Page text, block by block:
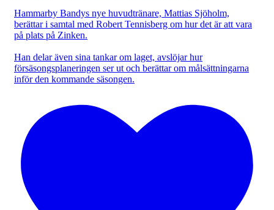
Hammarby Bandys nye huvudtränare, Mattias Sjöholm,
berättar i samtal med Robert Tennisberg om hur det är att vara
på plats på Zinken.
Han delar även sina tankar om laget, avslöjar hur
försäsongsplaneringen ser ut och berättar om målsättningarna
inför den kommande säsongen.